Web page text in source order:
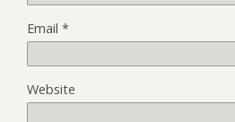
Email *
Website